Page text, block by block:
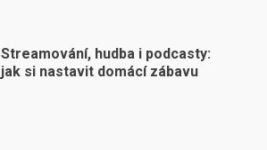
Streamování, hudba i podcasty:
jak si nastavit domácí zábavu